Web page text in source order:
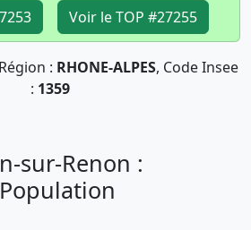
Voir le TOP #27255
: RHONE-ALPES, Code Insee
: 1359
sur-Renon :